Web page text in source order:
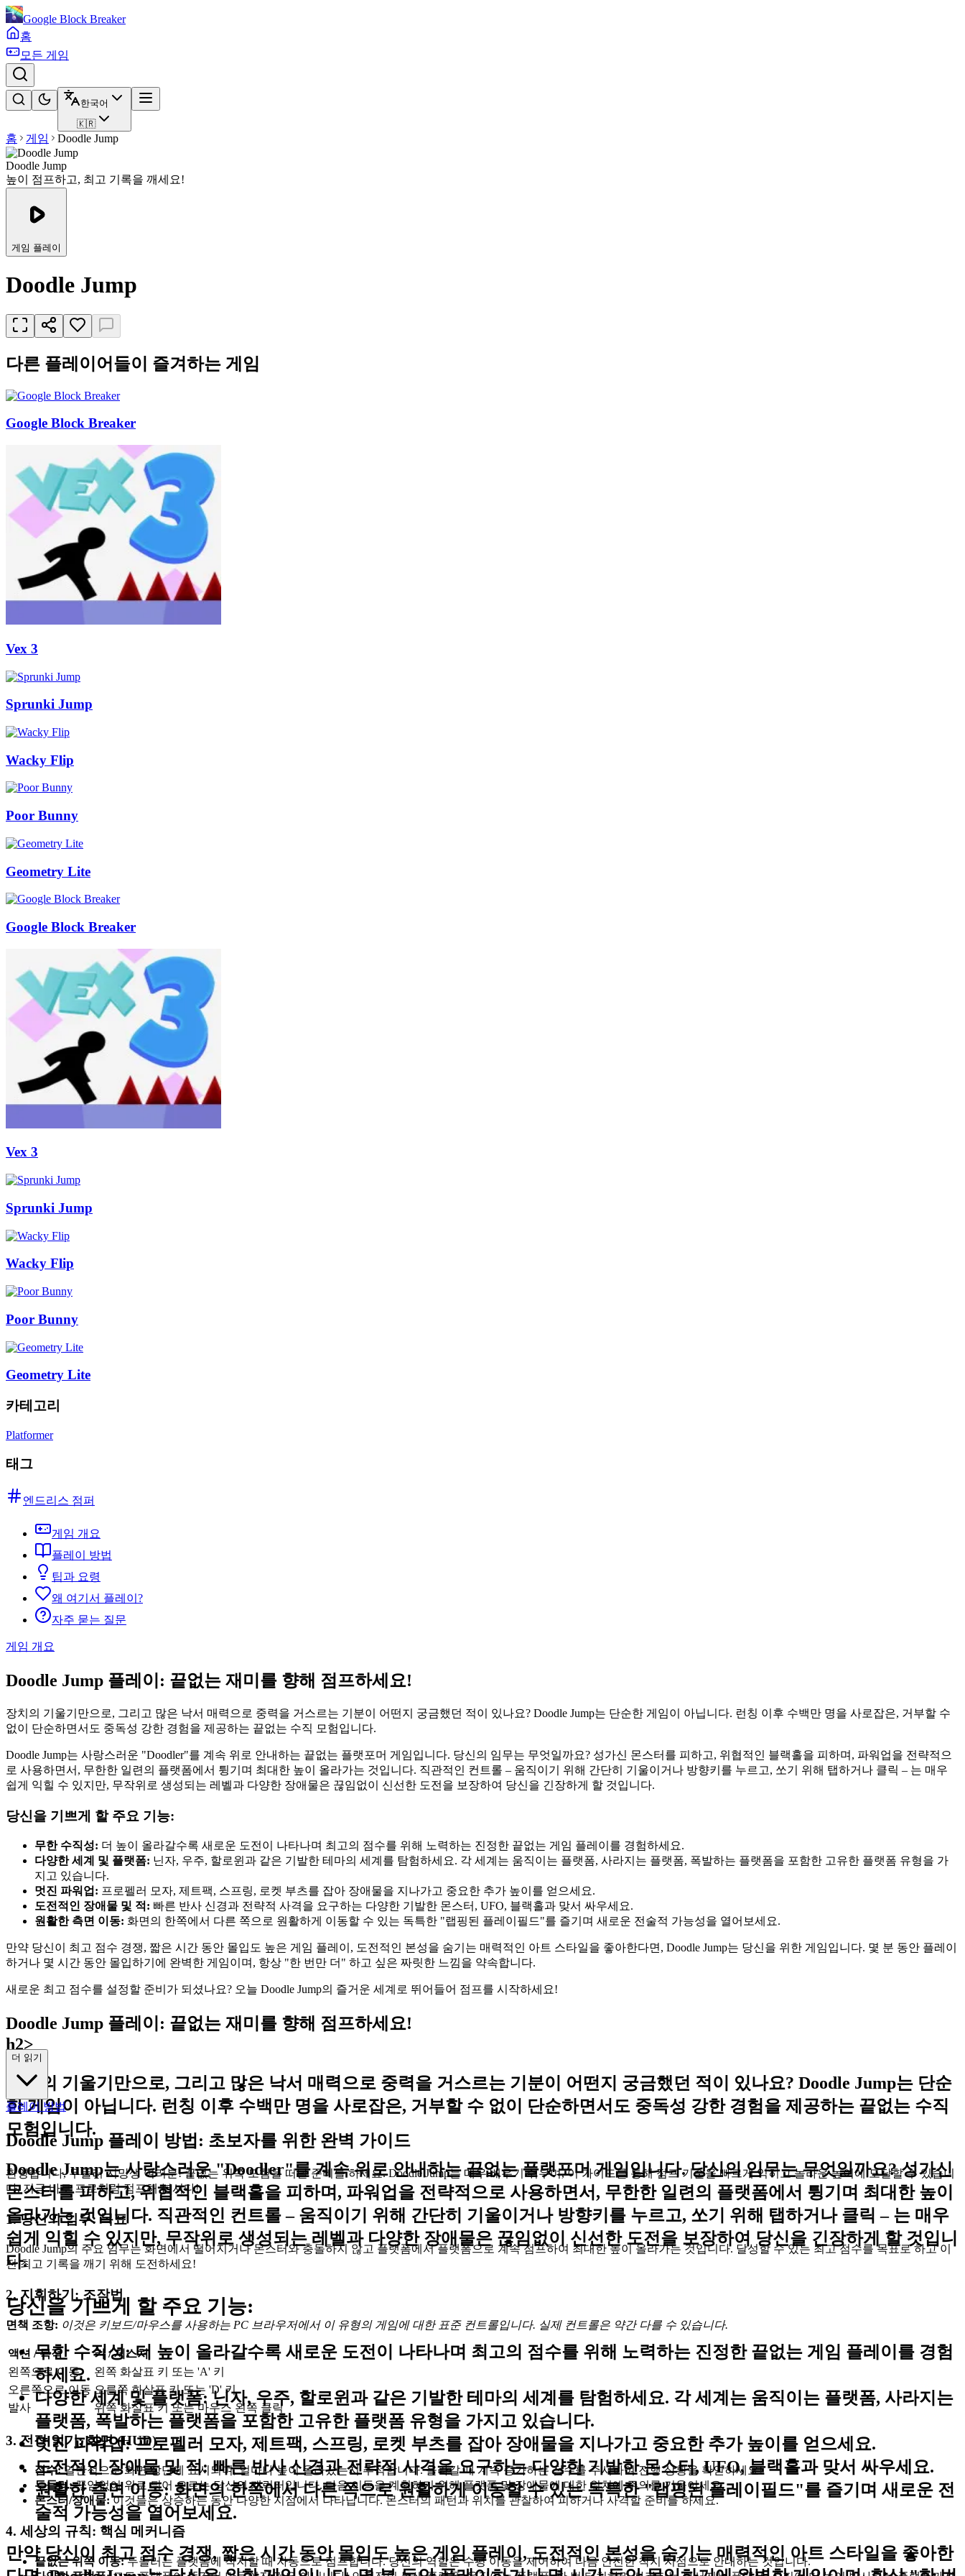
Google Block Breaker
홈
모든 게임
한국어
🇰🇷
홈 게임 Doodle Jump
Doodle Jump
높이 점프하고, 최고 기록을 깨세요!
게임 플레이
Doodle Jump
다른 플레이어들이 즐겨하는 게임
Google Block Breaker
Vex 3
Sprunki Jump
Wacky Flip
Poor Bunny
Geometry Lite
Google Block Breaker
Vex 3
Sprunki Jump
Wacky Flip
Poor Bunny
Geometry Lite
카테고리
Platformer
태그
엔드리스 점퍼
게임 개요
플레이 방법
팁과 요령
왜 여기서 플레이?
자주 묻는 질문
게임 개요
Doodle Jump 플레이: 끝없는 재미를 향해 점프하세요!
장치의 기울기만으로, 그리고 많은 낙서 매력으로 중력을 거스르는 기분이 어떤지 궁금했던 적이 있나요? Doodle Jump는 단순한 게임이 아닙니다. 런칭 이후 수백만 명을 사로잡은, 거부할 수
없이 단순하면서도 중독성 강한 경험을 제공하는 끝없는 수직 모험입니다.
Doodle Jump는 사랑스러운 "Doodler"를 계속 위로 안내하는 끝없는 플랫포머 게임입니다. 당신의 임무는 무엇일까요? 성가신 몬스터를 피하고, 위협적인 블랙홀을 피하며, 파워업을 전략적으
로 사용하면서, 무한한 일련의 플랫폼에서 튕기며 최대한 높이 올라가는 것입니다. 직관적인 컨트롤 – 움직이기 위해 간단히 기울이거나 방향키를 누르고, 쏘기 위해 탭하거나 클릭 – 는 매우
쉽게 익힐 수 있지만, 무작위로 생성되는 레벨과 다양한 장애물은 끊임없이 신선한 도전을 보장하여 당신을 긴장하게 할 것입니다.
당신을 기쁘게 할 주요 기능:
무한 수직성: 더 높이 올라갈수록 새로운 도전이 나타나며 최고의 점수를 위해 노력하는 진정한 끝없는 게임 플레이를 경험하세요.
다양한 세계 및 플랫폼: 닌자, 우주, 할로윈과 같은 기발한 테마의 세계를 탐험하세요. 각 세계는 움직이는 플랫폼, 사라지는 플랫폼, 폭발하는 플랫폼을 포함한 고유한 플랫폼 유형을 가
지고 있습니다.
멋진 파워업: 프로펠러 모자, 제트팩, 스프링, 로켓 부츠를 잡아 장애물을 지나가고 중요한 추가 높이를 얻으세요.
도전적인 장애물 및 적: 빠른 반사 신경과 전략적 사격을 요구하는 다양한 기발한 몬스터, UFO, 블랙홀과 맞서 싸우세요.
원활한 측면 이동: 화면의 한쪽에서 다른 쪽으로 원활하게 이동할 수 있는 독특한 "랩핑된 플레이필드"를 즐기며 새로운 전술적 가능성을 열어보세요.
만약 당신이 최고 점수 경쟁, 짧은 시간 동안 몰입도 높은 게임 플레이, 도전적인 본성을 숨기는 매력적인 아트 스타일을 좋아한다면, Doodle Jump는 당신을 위한 게임입니다. 몇 분 동안 플레이
하거나 몇 시간 동안 몰입하기에 완벽한 게임이며, 항상 "한 번만 더" 하고 싶은 짜릿한 느낌을 약속합니다.
새로운 최고 점수를 설정할 준비가 되셨나요? 오늘 Doodle Jump의 즐거운 세계로 뛰어들어 점프를 시작하세요!
Doodle Jump 플레이: 끝없는 재미를 향해 점프하세요!
h2>
장치의 기울기만으로, 그리고 많은 낙서 매력으로 중력을 거스르는 기분이 어떤지 궁금했던 적이 있나요? Doodle Jump는 단순
한 게임이 아닙니다. 런칭 이후 수백만 명을 사로잡은, 거부할 수 없이 단순하면서도 중독성 강한 경험을 제공하는 끝없는 수직
모험입니다.
Doodle Jump는 사랑스러운 "Doodler"를 계속 위로 안내하는 끝없는 플랫포머 게임입니다. 당신의 임무는 무엇일까요? 성가신
몬스터를 피하고, 위협적인 블랙홀을 피하며, 파워업을 전략적으로 사용하면서, 무한한 일련의 플랫폼에서 튕기며 최대한 높이
올라가는 것입니다. 직관적인 컨트롤 – 움직이기 위해 간단히 기울이거나 방향키를 누르고, 쏘기 위해 탭하거나 클릭 – 는 매우
쉽게 익힐 수 있지만, 무작위로 생성되는 레벨과 다양한 장애물은 끊임없이 신선한 도전을 보장하여 당신을 긴장하게 할 것입니
다.
당신을 기쁘게 할 주요 기능:
무한 수직성:더 높이 올라갈수록 새로운 도전이 나타나며 최고의 점수를 위해 노력하는 진정한 끝없는 게임 플레이를 경험
하세요.
다양한 세계 및 플랫폼: 닌자, 우주, 할로윈과 같은 기발한 테마의 세계를 탐험하세요. 각 세계는 움직이는 플랫폼, 사라지는
플랫폼, 폭발하는 플랫폼을 포함한 고유한 플랫폼 유형을 가지고 있습니다.
멋진 파워업:프로펠러 모자, 제트팩, 스프링, 로켓 부츠를 잡아 장애물을 지나가고 중요한 추가 높이를 얻으세요.
도전적인 장애물 및 적:빠른 반사 신경과 전략적 사격을 요구하는 다양한 기발한 몬스터, UFO, 블랙홀과 맞서 싸우세요.
원활한 측면 이동:화면의 한쪽에서 다른 쪽으로 원활하게 이동할 수 있는 독특한 "랩핑된 플레이필드"를 즐기며 새로운 전
술적 가능성을 열어보세요.
만약 당신이 최고 점수 경쟁, 짧은 시간 동안 몰입도 높은 게임 플레이, 도전적인 본성을 숨기는 매력적인 아트 스타일을 좋아한
더 읽기
플레이 방법
Doodle Jump 플레이 방법: 초보자를 위한 완벽 가이드
환영합니다, 두들러 지망생 여러분! 끝없는 위쪽 모험을 떠날 준비를 하세요. Doodle Jump는 매우 배우기 쉬우며, 이 가이드를 통해 점프 기술을 빠르게 익히고 놀라운 높이에 도달할 수 있습니
다. 지금 바로 프로처럼 점프해 봅시다!
1. 당신의 임무: 목표
Doodle Jump의 주요 임무는 화면에서 떨어지거나 몬스터와 충돌하지 않고 플랫폼에서 플랫폼으로 계속 점프하여 최대한 높이 올라가는 것입니다. 달성할 수 있는 최고 점수를 목표로 하고 이
전 최고 기록을 깨기 위해 도전하세요!
2. 지휘하기: 조작법
면책 조항: 이것은 키보드/마우스를 사용하는 PC 브라우저에서 이 유형의 게임에 대한 표준 컨트롤입니다. 실제 컨트롤은 약간 다를 수 있습니다.
액션 / 목적
키 / 제스처
왼쪽으로 이동
왼쪽 화살표 키 또는 'A' 키
오른쪽으로 이동 오른쪽 화살표 키 또는 'D' 키
발사
위쪽 화살표 키 또는 마우스 왼쪽 클릭
3. 전장 읽기: 화면 (HUD)
점수:일반적으로 화면 상단에 표시되며, 얼마나 높이 올라갔는지 추적합니다. 올라갈 때 계속 증가하는 점수를 주시하여 진행 상황을 확인하세요!
두들러:끊임없이 위로 튀어 오르는 당신의 캐릭터입니다. 다음 이동을 계획하기 위해 플랫폼 및 장애물에 대한 위치에 주의를 기울이세요.
몬스터/장애물:이것들은 상승하는 동안 다양한 지점에서 나타납니다. 몬스터의 패턴과 위치를 관찰하여 피하거나 사격할 준비를 하세요.
4. 세상의 규칙: 핵심 메커니즘
끝없는 위쪽 이동:두들러는 플랫폼에 착지할 때 자동으로 점프합니다. 당신의 역할은 수평 이동을 제어하여 다음 안전한 착지 지점으로 안내하는 것입니다.